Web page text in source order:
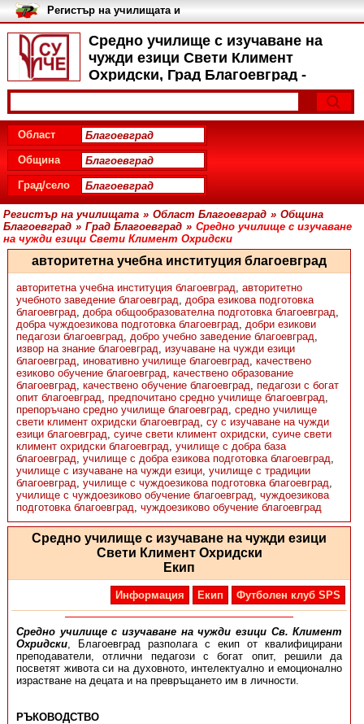
Средно училище с изучаване на
чужди езици Свети Климент
Охридски, Град Благоевград -
Екип
Регистър на училищата и
университетите в България
Област
Община
Град/село
Регистър на училищата » Област Благоевград » Община
Благоевград » Град Благоевград » Средно училище с изучаване
на чужди езици Свети Климент Охридски
авторитетна учебна институция благоевград
авторитетна учебна институция благоевград, авторитетно
учебното заведение благоевград, добра езикова подготовка
благоевград, добра общообразователна подготовка благоевград,
добра чуждоезикова подготовка благоевград, добри езикови
педагози благоевград, добро учебно заведение благоевград,
извор на знание благоевград, изучаване на чужди езици
благоевград, иновативно училище благоевград, качествено
езиково обучение благоевград, качествено образование
благоевград, качествено обучение благоевград, педагози с богат
опит благоевград, предпочитано средно училище благоевград,
препоръчано средно училище благоевград, средно училище
свети климент охридски благоевград, су с изучаване на чужди
езици благоевград, суиче свети климент охридски, суиче свети
климент охридски благоевград, училище с добра база
благоевград, училище с добра езикова подготовка благоевград,
училище с изучаване на чужди езици, училище с традиции
благоевград, училище с чуждоезикова подготовка благоевград,
училище с чуждоезиково обучение благоевград, чуждоезикова
подготовка благоевград, чуждоезиково обучение благоевград
Средно училище с изучаване на чужди езици
Свети Климент Охридски
Екип
Информация Екип Футболен клуб SPS
Средно училище с изучаване на чужди езици Св. Климент
Охридски, Благоевград разполага с екип от квалифицирани
преподаватели, отлични педагози с богат опит, решили да
посветят живота си на духовното, интелектуално и емоционално
израстване на децата и на превръщането им в личности.
РЪКОВОДСТВО